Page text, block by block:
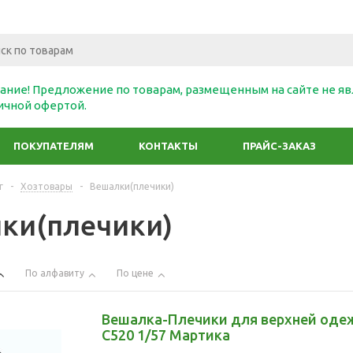
Предложение по товарам, размещенным на сайте не
офертой.
ПОКУПАТЕЛЯМ КОНТАКТЫ ПРАЙС-ЗАКАЗ
- Хозтовары - Вешалки(плечики)
По алфавиту По цене
Вешалка-Плечики для верхней
С520 1/57 Мартика